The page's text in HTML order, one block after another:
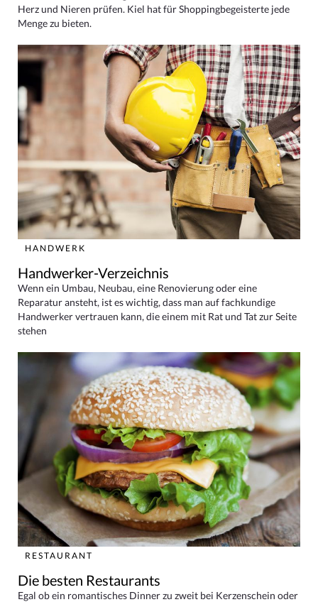
Herz und Nieren prüfen. Kiel hat für Shoppingbegeisterte jede
Menge zu bieten.
HANDWERK
Handwerker-Verzeichnis
Wenn ein Umbau, Neubau, eine Renovierung oder eine
Reparatur ansteht, ist es wichtig, dass man auf fachkundige
Handwerker vertrauen kann, die einem mit Rat und Tat zur Seite
stehen
RESTAURANT
Die besten Restaurants
Egal ob ein romantisches Dinner zu zweit bei Kerzenschein oder